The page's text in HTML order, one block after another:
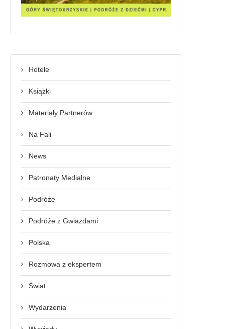
Hotele
Książki
Materiały Partnerów
Na Fali
News
Patronaty Medialne
Podróże
Podróże z Gwiazdami
Polska
Rozmowa z ekspertem
Świat
Wydarzenia